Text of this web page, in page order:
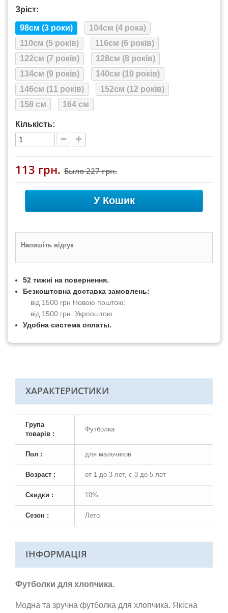
Зріст:
98см (3 роки)
104см (4 рока)
110см (5 років)
116см (6 років)
122см (7 років)
128см (8 років)
134см (9 років)
140см (10 років)
146см (11 років)
152см (12 років)
158 см
164 см
Кількість:
113 грн. Было227 грн.
У Кошик
Напишіть відгук
52 тижні на повернення.
Безкоштовна доставка замовлень:
від 1500 грн Новою поштою;
від 1500 грн. Укрпоштою
Удобна система оплаты.
ХАРАКТЕРИСТИКИ
Група
товарів :
Футболка
Пол : для мальчиков
Возраст : от 1 до 3 лет, с 3 до 5 лет
Скидки : 10%
Сезон : Лето
ІНФОРМАЦІЯ
Футболки для хлопчика.
Модна та зручна футболка для хлопчика. Якісна